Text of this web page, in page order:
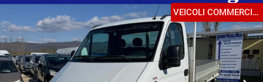
AZIENDA
I NOSTRI SERVIZI
ASSISTENZA
VEICOLI COMMERCIALI